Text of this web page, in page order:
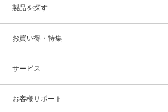
製品を探す
お買い得・特集
サービス
お客様サポート